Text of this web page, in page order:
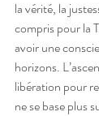
la vérité, la
compris pour la
avoir une
horizons.
libération pour
ne se base plus